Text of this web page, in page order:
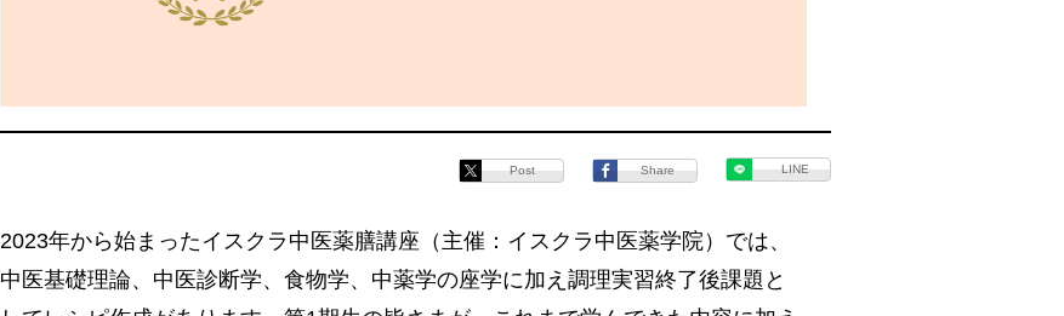
Post Share LINE
2023年から始まったイスクラ中医薬膳講座（主催：イスクラ中医薬学院）では、
中医基礎理論、中医診断学、食物学、中薬学の座学に加え調理実習終了後課題と